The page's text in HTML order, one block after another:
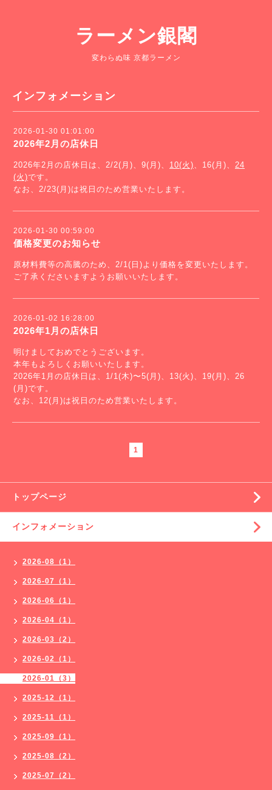
ラーメン銀閣
変わらぬ味 京都ラーメン
インフォメーション
2026-01-30 01:01:00
2026年2月の店休日
2026年2月の店休日は、2/2(月)、9(月)、 10(火)、16(月)、 24
(火)です。
なお、2/23(月)は祝日のため営業いたします。
2026-01-30 00:59:00
価格変更のお知らせ
原材料費等の高騰のため、2/1(日)より価格を変更いたします。
ご了承くださいますようお願いいたします。
2026-01-02 16:28:00
2026年1月の店休日
明けましておめでとうございます。
本年もよろしくお願いいたします。
2026年1月の店休日は、1/1(木)〜5(月)、13(火)、19(月)、26
(月)です。
なお、12(月)は祝日のため営業いたします。
1
トップページ
インフォメーション
2026-08（1）
2026-07（1）
2026-06（1）
2026-04（1）
2026-03（2）
2026-02（1）
2026-01（3）
2025-12（1）
2025-11（1）
2025-09（1）
2025-08（2）
2025-07（2）